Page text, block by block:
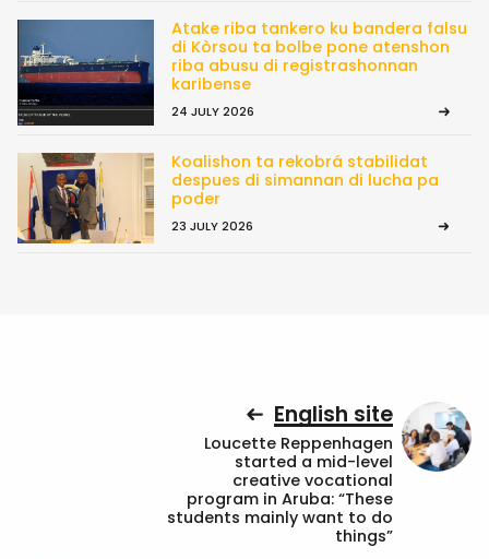
Atake riba tankero ku bandera falsu
di Kòrsou ta bolbe pone atenshon
riba abusu di registrashonnan
karibense
24 JULY 2026
Koalishon ta rekobrá stabilidat
despues di simannan di lucha pa
poder
23 JULY 2026
English site
Loucette Reppenhagen
started a mid-level
creative vocational
program in Aruba: “These
students mainly want to do
things”